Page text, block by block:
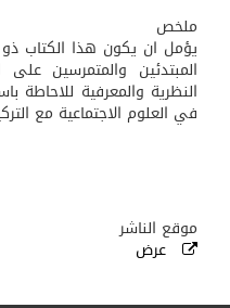
ملخص
يؤمل ان يكون هذا الكتاب ذو
المبتدئين والمتمرسين
النظرية والمعرفية
في العلوم الاجتماعية مع
موقع الناشر
عرض